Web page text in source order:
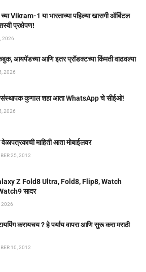
Vikram-1 या भारताच्या पहिल्या खासगी ऑर्बिटल
प्रक्षेपण!
2026
आयपॅडच्या आणि इतर प्रॉडक्टच्या किंमती वाढवल्या
2026
कुणाल शहा आता WhatsApp चे सीईओ!
2026
माहिती आता मोबाईलवर
25, 2012
Z Fold8 Ultra, Fold8, Flip8, Watch
सादर
2026
करायचय ? हे पर्याय वापरा आणि सुरू करा मराठी
10, 2012